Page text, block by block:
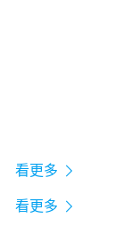
看更多
看更多